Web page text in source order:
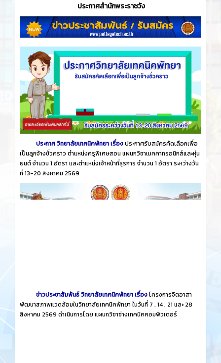
ประกาศสำนักพระราชวัง
ประกาศ วิทยาลัยเทคนิคพัทยา เรื่องประกาศรับสมัครคัดเลือกเพื่อ
เป็นลูกจ้างชั่วคราว ตำแหน่งครูพิเศษสอน แผนกวิชาเมคคาทรอนิกส์และหุ่น
ยนต์ จำนวน 1 อัตรา และตำแหน่งเจ้าหน้าที่ธุรการ จำนวน 1 อัตรา ระหว่างวัน
ที่ 13-20 สิงหาคม 2569
ข่าวประชาสัมพันธ์ วิทยาลัยเทคนิคพัทยา เรื่องโครงการจิตอาสา
พัฒนาสภาพแวดล้อมในวิทยาลัยเทคนิคพัทยา ในวันที่ 7 , 14 , 21 และ 28
สิงหาคม 2569 ดำเนินการโดย แผนกวิชาช่างเทคนิคคอมพิวเตอร์